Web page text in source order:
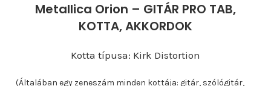
Metallica Orion – GITÁR PRO TAB,
KOTTA, AKKORDOK
Kotta típusa: Kirk Distortion
(Általában egy zeneszám minden kottája: gitár, szólógitár,